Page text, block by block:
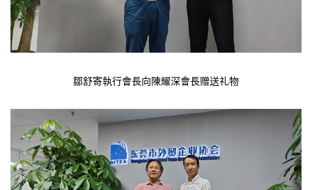
鄒舒寄執行會長向陳耀深會長赠送礼物